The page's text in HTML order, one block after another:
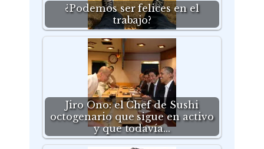
¿Podemos ser felices en el
trabajo?
Jiro Ono: el Chef de Sushi
octogenario que sigue en activo
y que todavía…